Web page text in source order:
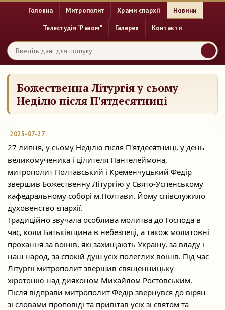
Головна Митрополит Храми єпархії Новини
Телестудія "Разом" Галерея Контакти
Божественна Літургія у сьому
Неділю після П'ятдесятниці
2025-07-27
27 липня, у сьому Неділю після П'ятдесятниці, у день
великомученика і цілителя Пантелеймона,
митрополит Полтавський і Кременчуцький Федір
звершив Божественну Літургію у Свято-Успенському
кафедральному соборі м.Полтави. Йому співслужило
духовенство єпархії.
Традиційно звучала особлива молитва до Господа в
час, коли Батьківщина в небезпеці, а також молитовні
прохання за воїнів, які захищають Україну, за владу і
наш народ, за спокій душ усіх полеглих воїнів. Під час
Літургії митрополит звершив священницьку
хіротонію над дияконом Михайлом Ростовським.
Після відправи митрополит Федір звернувся до вірян
зі словами проповіді та привітав усіх зі святом та